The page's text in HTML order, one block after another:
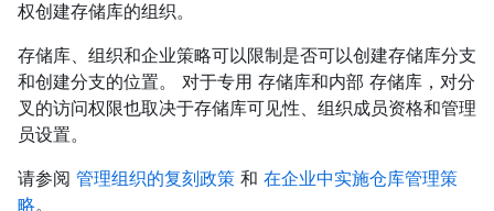
权创建存储库的组织。
存储库、组织和企业策略可以限制是否可以创建存储库分支
和创建分支的位置。 对于专用 存储库和内部 存储库，对分
叉的访问权限也取决于存储库可见性、组织成员资格和管理
员设置。
请参阅 管理组织的复刻政策 和 在企业中实施仓库管理策
略。